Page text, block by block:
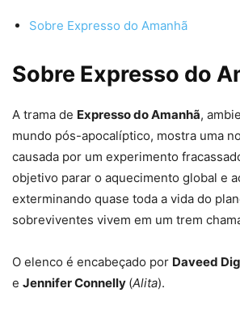
Sobre Expresso do Amanhã
Sobre Expresso do
A trama de Expresso do Amanhã,
mundo pós-apocalíptico, mostra uma
causada por um experimento
objetivo parar o aquecimento global e
exterminando quase toda a vida do
sobreviventes vivem em um trem
O elenco é encabeçado por Daveed
e Jennifer Connelly (Alita).